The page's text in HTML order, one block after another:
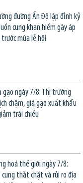
đường Ấn Độ lập đỉnh kỷ
cung khan hiếm gây áp
trước mùa lễ hội
gạo ngày 7/8: Thị trường
chậm, giá gạo xuất khẩu
trái chiều
hoá thế giới ngày 7/8:
cung thắt chặt và rủi ro địa